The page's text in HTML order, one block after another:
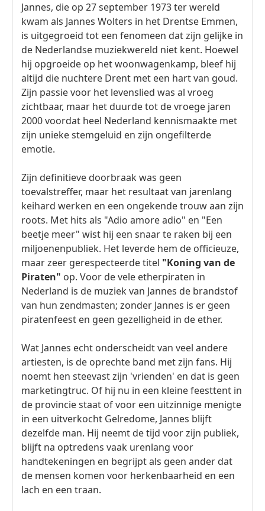
Jannes, die op 27 september 1973 ter wereld
kwam als Jannes Wolters in het Drentse Emmen,
is uitgegroeid tot een fenomeen dat zijn gelijke in
de Nederlandse muziekwereld niet kent. Hoewel
hij opgroeide op het woonwagenkamp, bleef hij
altijd die nuchtere Drent met een hart van goud.
Zijn passie voor het levenslied was al vroeg
zichtbaar, maar het duurde tot de vroege jaren
2000 voordat heel Nederland kennismaakte met
zijn unieke stemgeluid en zijn ongefilterde
emotie.
Zijn definitieve doorbraak was geen
toevalstreffer, maar het resultaat van jarenlang
keihard werken en een ongekende trouw aan zijn
roots. Met hits als "Adio amore adio" en "Een
beetje meer" wist hij een snaar te raken bij een
miljoenenpubliek. Het leverde hem de officieuze,
maar zeer gerespecteerde titel "Koning van de
Piraten" op. Voor de vele etherpiraten in
Nederland is de muziek van Jannes de brandstof
van hun zendmasten; zonder Jannes is er geen
piratenfeest en geen gezelligheid in de ether.
Wat Jannes echt onderscheidt van veel andere
artiesten, is de oprechte band met zijn fans. Hij
noemt hen steevast zijn 'vrienden' en dat is geen
marketingtruc. Of hij nu in een kleine feesttent in
de provincie staat of voor een uitzinnige menigte
in een uitverkocht Gelredome, Jannes blijft
dezelfde man. Hij neemt de tijd voor zijn publiek,
blijft na optredens vaak urenlang voor
handtekeningen en begrijpt als geen ander dat
de mensen komen voor herkenbaarheid en een
lach en een traan.